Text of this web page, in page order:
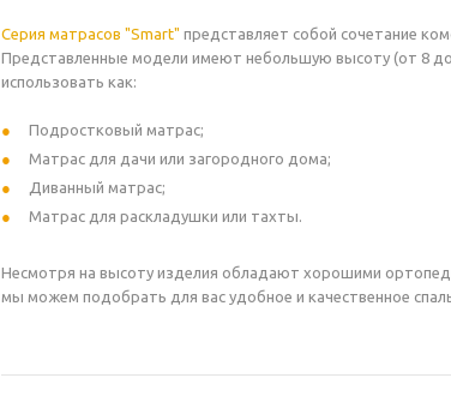
Серия матрасов "Smart" представляет собой сочетание
Представленные модели имеют небольшую высоту (от 8
использовать как:
Подростковый матрас;
Матрас для дачи или загородного дома;
Диванный матрас;
Матрас для раскладушки или тахты.
Несмотря на высоту изделия обладают хорошими
мы можем подобрать для вас удобное и качественное